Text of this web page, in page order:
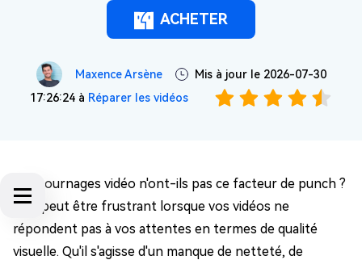
ACHETER
Maxence Arsène
Mis à jour le 2026-07-30
17:26:24 à Réparer les vidéos
Vos tournages vidéo n'ont-ils pas ce facteur de punch ?
Cela peut être frustrant lorsque vos vidéos ne
répondent pas à vos attentes en termes de qualité
visuelle. Qu'il s'agisse d'un manque de netteté, de